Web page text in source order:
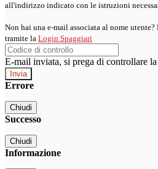
all'indirizzo indicato con le istruzioni
Non hai una e-mail associata al nome
tramite la Login Spaggiari
E-mail inviata, si prega di controllare
Errore
Chiudi
Successo
Chiudi
Informazione